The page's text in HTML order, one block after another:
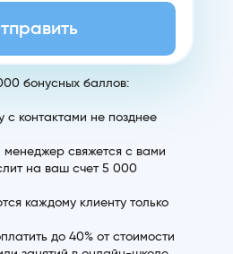
бонусных баллов:
с контактами не позднее
менеджер свяжется с вами
на ваш счет 5 000
каждому клиенту только
до 40% от стоимости